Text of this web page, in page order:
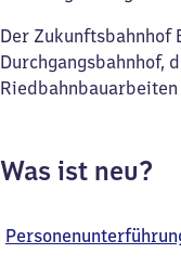
Der Zukunftsbahnhof
Durchgangsbahnhof,
Was ist neu?